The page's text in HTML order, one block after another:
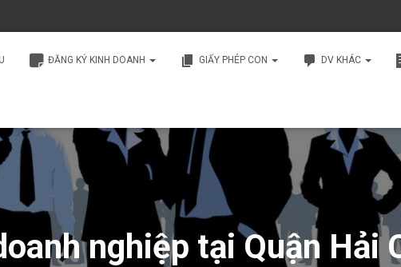
ĐĂNG KÝ KINH DOANH GIẤY PHÉP CON DV KHÁC
nghiệp tại Quận Hải